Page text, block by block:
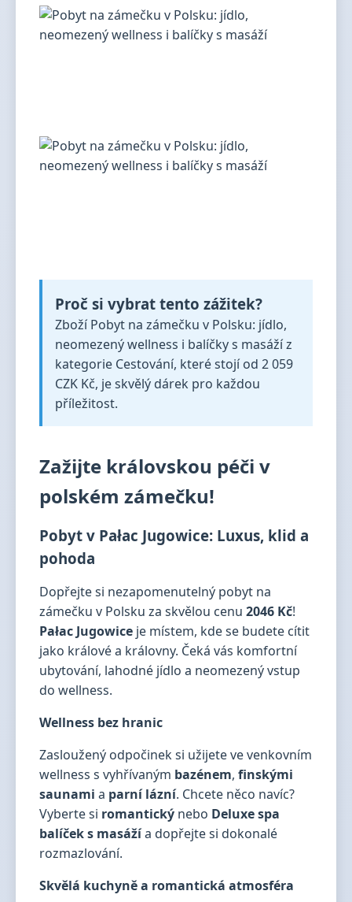
Proč si vybrat tento zážitek?
Zboží Pobyt na zámečku v Polsku: jídlo,
neomezený wellness i balíčky s masáží z
kategorie Cestování, které stojí od 2 059
CZK Kč, je skvělý dárek pro každou
příležitost.
Zažijte královskou péči v
polském zámečku!
Pobyt v Pałac Jugowice: Luxus, klid a
pohoda
Dopřejte si nezapomenutelný pobyt na
zámečku v Polsku za skvělou cenu 2046 Kč!
Pałac Jugowice je místem, kde se budete cítit
jako králové a královny. Čeká vás komfortní
ubytování, lahodné jídlo a neomezený vstup
do wellness.
Wellness bez hranic
Zasloužený odpočinek si užijete ve venkovním
wellness s vyhřívaným bazénem, finskými
saunami a parní lázní. Chcete něco navíc?
Vyberte si romantický nebo Deluxe spa
balíček s masážía dopřejte si dokonalé
rozmazlování.
Skvělá kuchyně a romantická atmosféra